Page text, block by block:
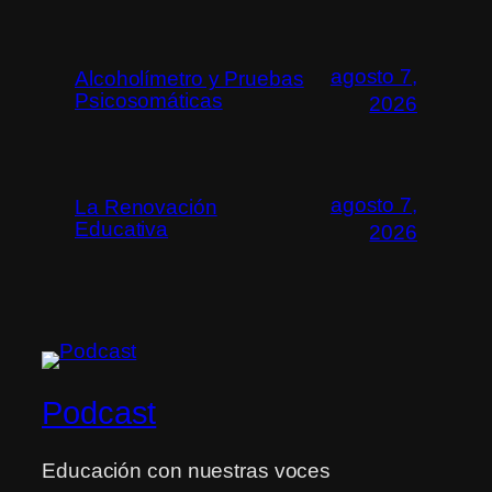
Alcoholímetro y Pruebas
Psicosomáticas
agosto 7,
2026
La Renovación
Educativa
agosto 7,
2026
Podcast
Educación con nuestras voces